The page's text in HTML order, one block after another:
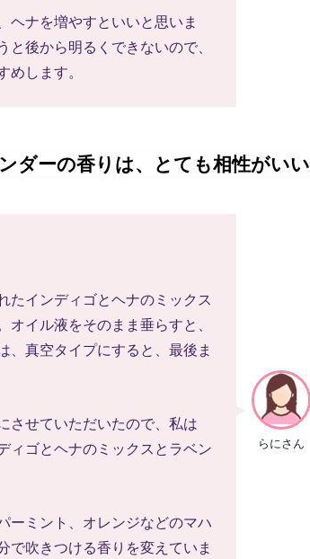
ヘナを増やすといいと思いま
後から明るくできないので、
します。
ダーの香りは、とても相性がいい
らにさん
たインディゴとヘナのミックス
イル液をそのまま垂らすと、
、真空タイプにすると、最後ま
させていただいたので、私は
ィゴとヘナのミックスとラベン
ーミント、オレンジなどのマハ
で吹きつける香りを変えていま